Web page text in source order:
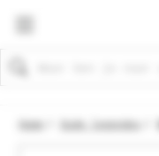
Zoeken
Home Oude legendes